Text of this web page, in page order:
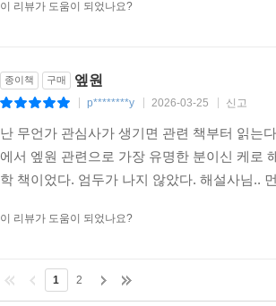
이 리뷰가 도움이 되었나요?
종이책 구매 엪원
p********y 2026-03-25 신고
난 무언가 관심사가 생기면 관련 책부터 읽는
에서 엪원 관련으로 가장 유명한 분이신 케로
학 책이었다. 엄두가 나지 않았다. 해설사님..
이 리뷰가 도움이 되었나요?
1 2